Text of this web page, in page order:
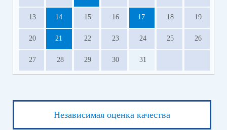
13 14 15 16 17 18 19
20 21 22 23 24 25 26
27 28 29 30 31
Независимая оценка качества